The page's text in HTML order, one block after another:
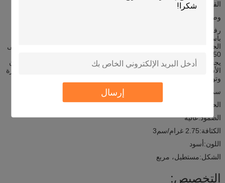
إرسال
القدرة على التوريد:
وصف المنتج
رفوف أفران الكربيد السيليكونية المقاومة للنيران لدينا، والمعروفة أيضاً
باسم رفوف أفران الكربيد السيليكونية هي الحل المثالي لأفران درجة
الحرارة العاليةهذه الرفوف المصممة لتحمل درجات حرارة شديدة تصل إلى
يجعلها مقاومة للتشقق أو التشوه تحت الحرارة العالية والحمل الثقيل.اللون
الأسود للرفوف ليس فقط لجمالي، ولكن يساعد أيضا على امتصاص الحرارة
وتوزيعها بالتساوي في جميع أنحاء الفرن.
سمات المنتج
الحرارة القصوى:
1450 درجة مئوية
الصمود:عالية
الكثافة:2.75 غرام/سم3
اللون:أسود
الشكل:مستطيل، مربع
التخصيص: